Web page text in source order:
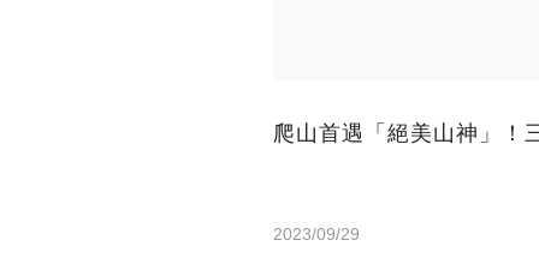
爬山首遇「絕美山神」！
2023/09/29